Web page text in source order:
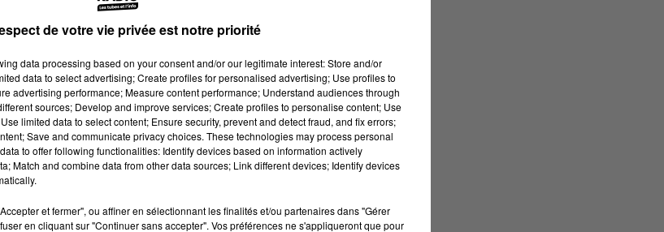
de votre vie privée est notre priorité
data processing based on your consent and/or our legitimate interest: Store and/or
data to select advertising; Create profiles for personalised advertising; Use profiles to
advertising performance; Measure content performance; Understand audiences through
sources; Develop and improve services; Create profiles to personalise content; Use
limited data to select content; Ensure security, prevent and detect fraud, and fix errors;
Save and communicate privacy choices. These technologies may process personal
to offer following functionalities: Identify devices based on information actively
Match and combine data from other data sources; Link different devices; Identify devices
et fermer", ou affiner en sélectionnant les finalités et/ou partenaires dans "Gérer
en cliquant sur "Continuer sans accepter". Vos préférences ne s'appliqueront que pour